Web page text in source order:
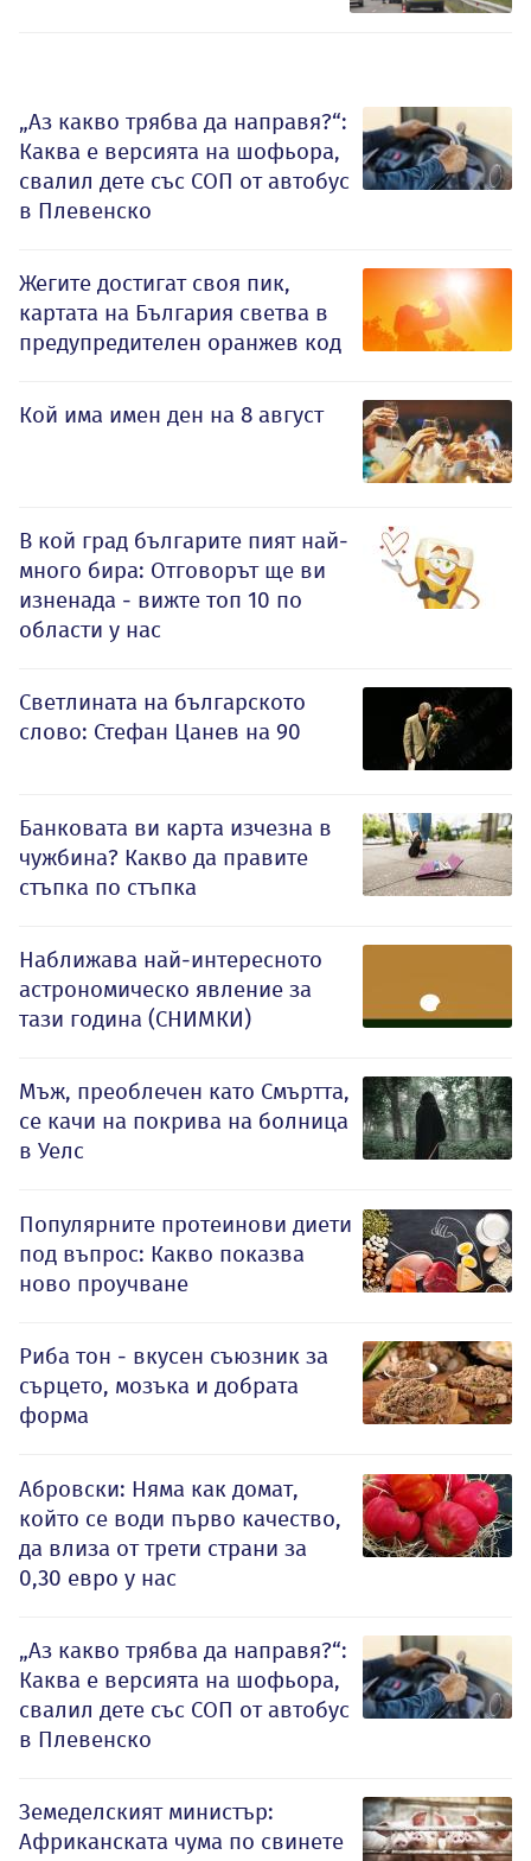
„Аз какво трябва да направя?“:
Каква е версията на шофьора,
свалил дете със СОП от автобус
в Плевенско
Жегите достигат своя пик,
картата на България светва в
предупредителен оранжев код
Кой има имен ден на 8 август
В кой град българите пият най-
много бира: Отговорът ще ви
изненада - вижте топ 10 по
области у нас
Светлината на българското
слово: Стефан Цанев на 90
Банковата ви карта изчезна в
чужбина? Какво да правите
стъпка по стъпка
Наближава най-интересното
астрономическо явление за
тази година (СНИМКИ)
Мъж, преоблечен като Смъртта,
се качи на покрива на болница
в Уелс
Популярните протеинови диети
под въпрос: Какво показва
ново проучване
Риба тон - вкусен съюзник за
сърцето, мозъка и добрата
форма
Абровски: Няма как домат,
който се води първо качество,
да влиза от трети страни за
0,30 евро у нас
„Аз какво трябва да направя?“:
Каква е версията на шофьора,
свалил дете със СОП от автобус
в Плевенско
Земеделският министър:
Африканската чума по свинете